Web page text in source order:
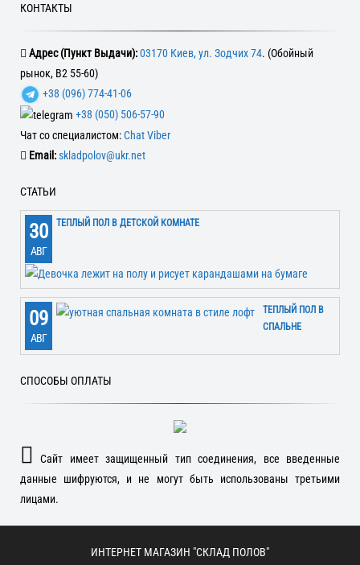
КОНТАКТЫ
Адрес (Пункт Выдачи):03170 Киев, ул. Зодчих 74. (Обойный
рынок, В2 55-60)
+38 (096) 774-41-06
+38 (050) 506-57-90
Чат со специалистом:Chat Viber
Email:skladpolov@ukr.net
СТАТЬИ
30
АВГ
ТЕПЛЫЙ ПОЛ В ДЕТСКОЙ КОМНАТЕ
09
АВГ
ТЕПЛЫЙ ПОЛ В
СПАЛЬНЕ
СПОСОБЫ ОПЛАТЫ
Сайт имеет защищенный тип соединения, все введенные
данные шифруются, и не могут быть использованы третьими
лицами.
ИНТЕРНЕТ МАГАЗИН "СКЛАД ПОЛОВ"